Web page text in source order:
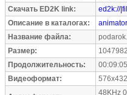
Скачать ED2K link:
ed2k://
Описание в каталогах:
Название файла:
Размер:
Продолжительность:
00:09:05
Видеоформат:
48KHz